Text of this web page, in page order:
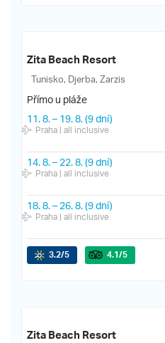
Zita Beach Resort
Tunisko, Djerba, Zarzis
Přímo u pláže
11. 8.– 19. 8.(9 dní)
Praha| all inclusive
14. 8.– 22. 8.(9 dní)
Praha| all inclusive
18. 8.– 26. 8.(9 dní)
Praha| all inclusive
3.2/5 4.1/5
Zita Beach Resort